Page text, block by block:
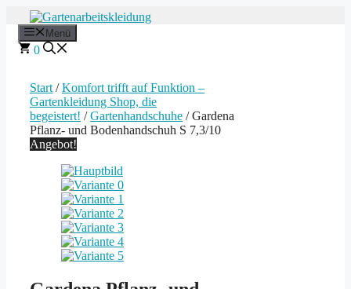
Inhalt
springen
Menü
0
Start /Komfort trifft auf Funktion –
Gartenkleidung Shop, die
begeistert! /Gartenhandschuhe / Gardena
Pflanz- und Bodenhandschuh S 7,3/10
Angebot!